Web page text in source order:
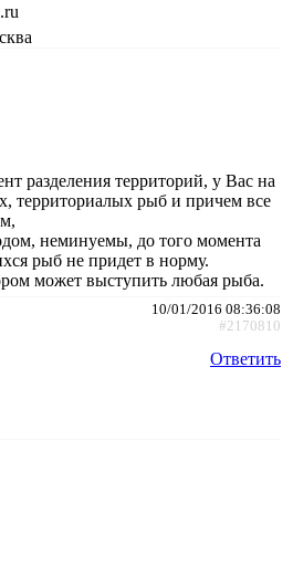
разделения территорий, у Вас на
территориалых рыб и причем все
неминуемы, до того момента
рыб не придет в норму.
может выступить любая рыба.
10/01/2016 08:36:08
#2170810
Ответить